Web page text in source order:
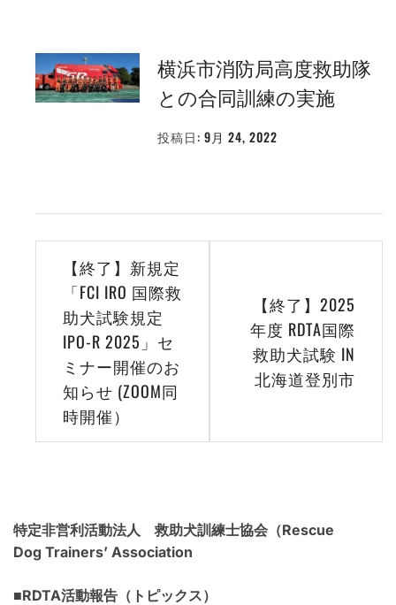
横浜市消防局高度救助隊
との合同訓練の実施
投稿日: 9月 24, 2022
ン
【終了】新規定
「FCI IRO 国際救
助犬試験規定
IPO-R 2025」セ
ミナー開催のお
知らせ (ZOOM同
時開催）
【終了】2025
年度 RDTA国際
救助犬試験 IN
北海道登別市
特定非営利活動法人 救助犬訓練士協会（Rescue
Dog Trainers’ Association
■RDTA活動報告（トピックス）